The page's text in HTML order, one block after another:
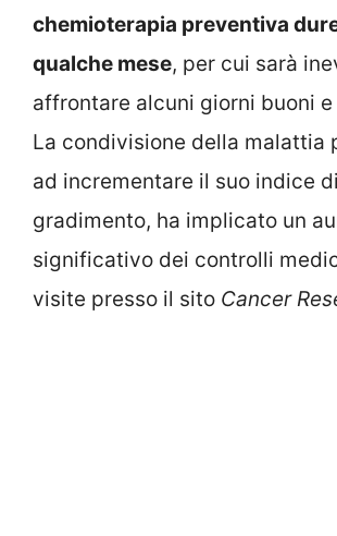
chemioterapia preventiva
qualche mese, per cui sarà
affrontare alcuni giorni buoni
La condivisione della malattia
ad incrementare il suo indice di
gradimento, ha implicato un
significativo dei controlli
visite presso il sito Cancer